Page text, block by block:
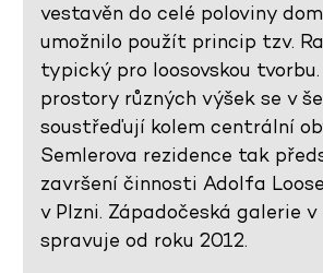
vestavěn do celé poloviny
umožnilo použít princip tzv.
typický pro loosovskou
prostory různých výšek se v
soustřeďují kolem centrální
Semlerova rezidence tak
završení činnosti Adolfa
v Plzni. Západočeská galerie
spravuje od roku 2012.